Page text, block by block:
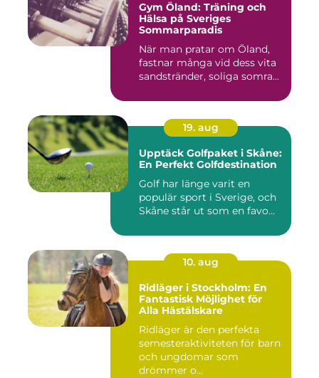
Gym Öland: Träning och
Hälsa på Sveriges
Sommarparadis
När man pratar om Öland,
fastnar många vid dess vita
sandstränder, soliga somra...
19. aug
Upptäck Golfpaket i Skåne:
En Perfekt Golfdestination
Golf har länge varit en
populär sport i Sverige, och
Skåne står ut som en favo...
10. aug
Ridläger i Stockholm: En
Fantastisk Möjlighet för
Alla Hästälskare
Ridläger är den perfekta
semesteraktiviteten för barn
och ungdomar som
drömmer o...